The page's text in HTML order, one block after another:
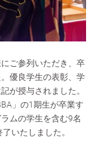
ご参列いただき、卒
優良学生の表彰、学
が授与されました。
」の1期生が卒業す
ムの学生を含む9名
いたしました。